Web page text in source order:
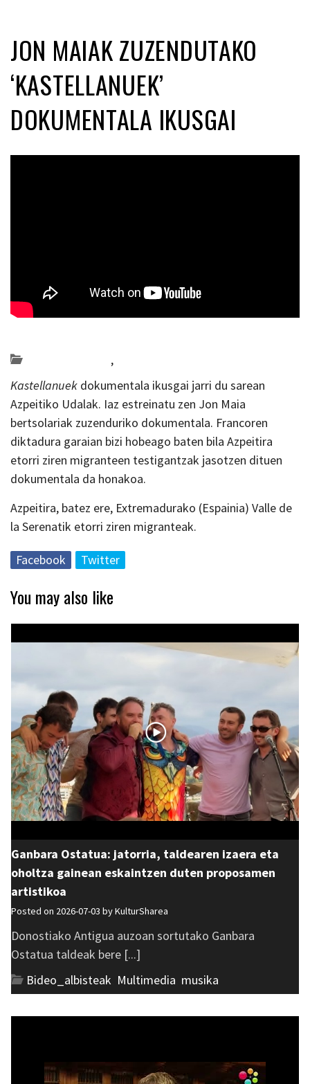
JON MAIAK ZUZENDUTAKO
‘KASTELLANUEK’
DOKUMENTALA IKUSGAI
,
Kastellanuek dokumentala ikusgai jarri du sarean
Azpeitiko Udalak. Iaz estreinatu zen Jon Maia
bertsolariak zuzenduriko dokumentala. Francoren
diktadura garaian bizi hobeago baten bila Azpeitira
etorri ziren migranteen testigantzak jasotzen dituen
dokumentala da honakoa.
Azpeitira, batez ere, Extremadurako (Espainia) Valle de
la Serenatik etorri ziren migranteak.
Facebook Twitter
You may also like
Ganbara Ostatua: jatorria, taldearen izaera eta
oholtza gainean eskaintzen duten proposamen
artistikoa
Posted on 2026-07-03 byKulturSharea
Donostiako Antigua auzoan sortutako Ganbara
Ostatua taldeak bere [...]
Bideo_albisteak Multimedia musika